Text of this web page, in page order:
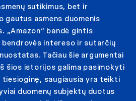
sutikimus, bet ir
gautus asmens duomenis
„Amazon“ bandė gintis
intereso ir sutarčių
Tačiau šie argumentai
šios istorijos galima pasimokyti
tiesioginę, saugiausia yra teikti
duomenų subjektų duotus